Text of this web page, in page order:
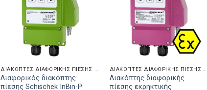
ΔΙΑΚΌΠΤΕΣ ΔΙΑΦΟΡΙΚΉΣ ΠΊΕΣΗΣ ΠΛΕΥΡΆΣ ΑΈΡΑ
Διαφορικός διακόπτης
πίεσης Schischek InBin-P
ΔΙΑΚΌΠΤΕΣ ΔΙΑΦΟΡΙΚΉΣ ΠΊΕΣΗΣ ΠΛΕΥΡΆΣ ΑΈΡΑ
Διακόπτης διαφορικής
πίεσης εκρηκτικής